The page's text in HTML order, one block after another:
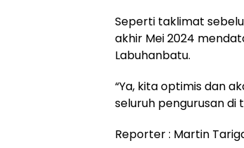
Seperti taklimat
akhir Mei 2024
Labuhanbatu.
“Ya, kita optimis dan
seluruh pengurusan di
Reporter : Martin